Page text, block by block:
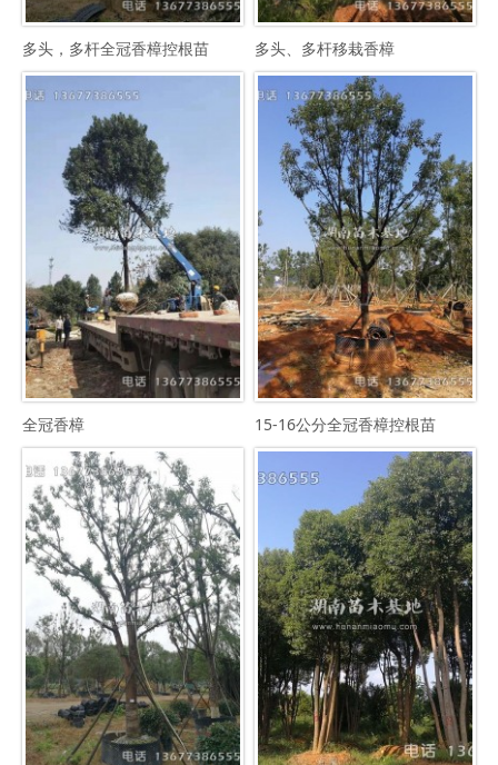
多头，多杆全冠香樟控根苗 多头、多杆移栽香樟
全冠香樟 15-16公分全冠香樟控根苗